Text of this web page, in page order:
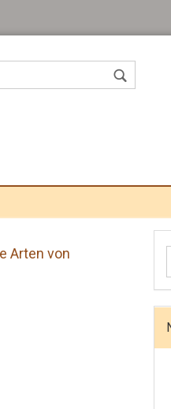
Passwort
Arten von